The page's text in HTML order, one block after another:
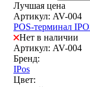
Лучшая цена
Артикул: AV-004
POS-терминал
Нет в наличии
Артикул: AV-004
Бренд:
IPos
Цвет: